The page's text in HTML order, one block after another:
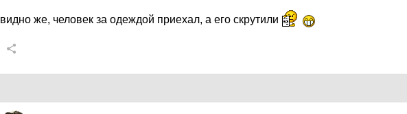
видно же, человек за одеждой приехал, а его скрутили